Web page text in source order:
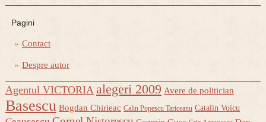
Pagini
Contact
Despre autor
Agentul VICTORIA alegeri 2009 Avere de politician
Basescu Bogdan Chirieac Calin Popescu Tariceanu Catalin Voicu